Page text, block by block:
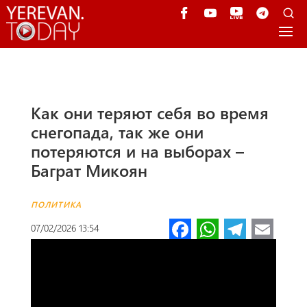
Как они теряют себя во время
снегопада, так же они
потеряются и на выборах –
Баграт Микоян
ПОЛИТИКА
07/02/2026 13:54 Fa W Te